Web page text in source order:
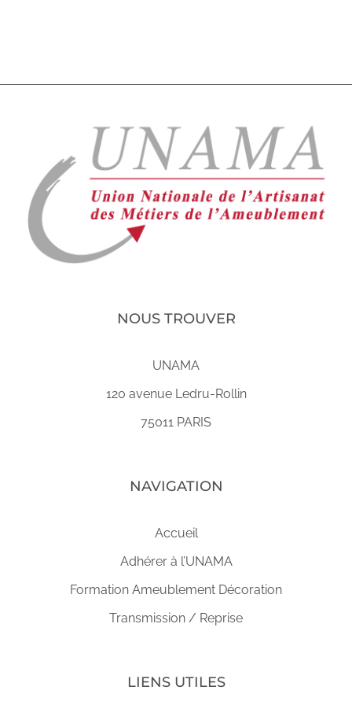
NOUS TROUVER
UNAMA
120 avenue Ledru-Rollin
75011 PARIS
NAVIGATION
Accueil
Adhérer à l’UNAMA
Formation Ameublement Décoration
Transmission / Reprise
LIENS UTILES